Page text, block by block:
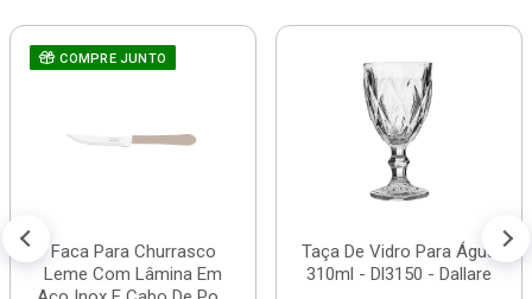
COMPRE JUNTO
Faca Para Churrasco
Leme Com Lâmina Em
Taça De Vidro Para Água
310ml - Dl3150 - Dallare